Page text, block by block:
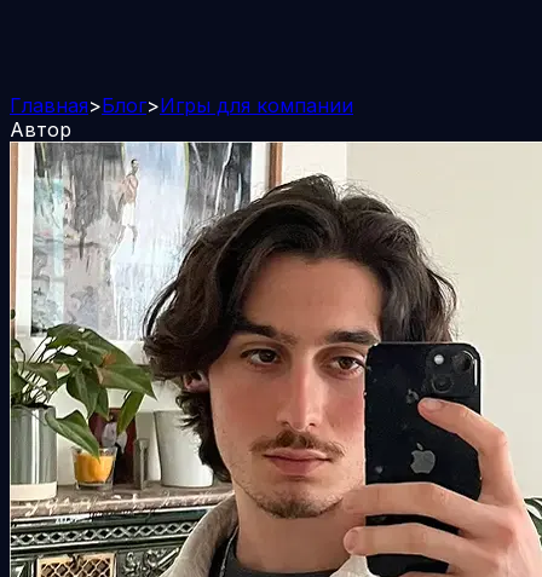
Главная>Блог>Игры для компании
Автор